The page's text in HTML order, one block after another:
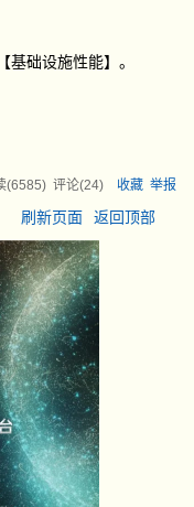
础设施性能】。
(6585) 评论(24) 收藏 举报
刷新页面 返回顶部